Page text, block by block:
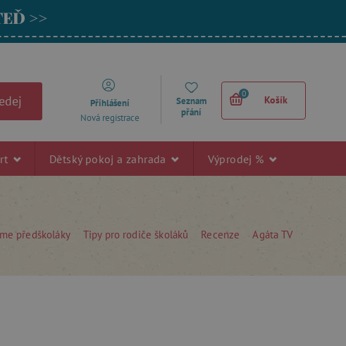
>>
Přihlášení
Nová registrace
Seznam
přání
0
Košík
Dětský pokoj a zahrada Výprodej %
předškoláky Tipy pro rodiče školáků Recenze Agáta TV